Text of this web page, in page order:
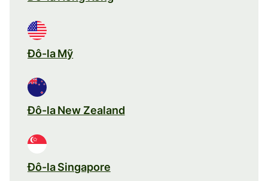
Đô-la Mỹ
Đô-la New Zealand
Đô-la Singapore